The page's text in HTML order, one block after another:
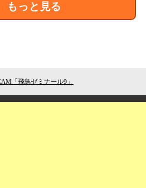
もっと見る
「飛鳥ゼミナール9」